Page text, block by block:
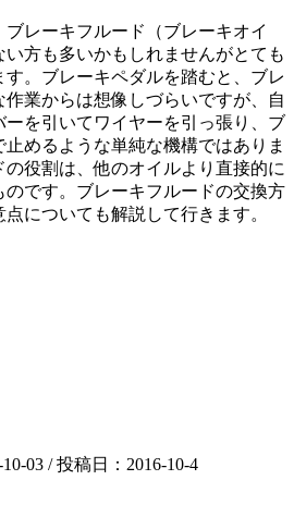
レーキフルード（ブレーキオイ
方も多いかもしれませんがとても
。ブレーキペダルを踏むと、ブレ
業からは想像しづらいですが、自
を引いてワイヤーを引っ張り、ブ
めるような単純な機構ではありま
役割は、他のオイルより直接的に
です。ブレーキフルードの交換方
についても解説して行きます。
03 / 投稿日： 2016-10-4